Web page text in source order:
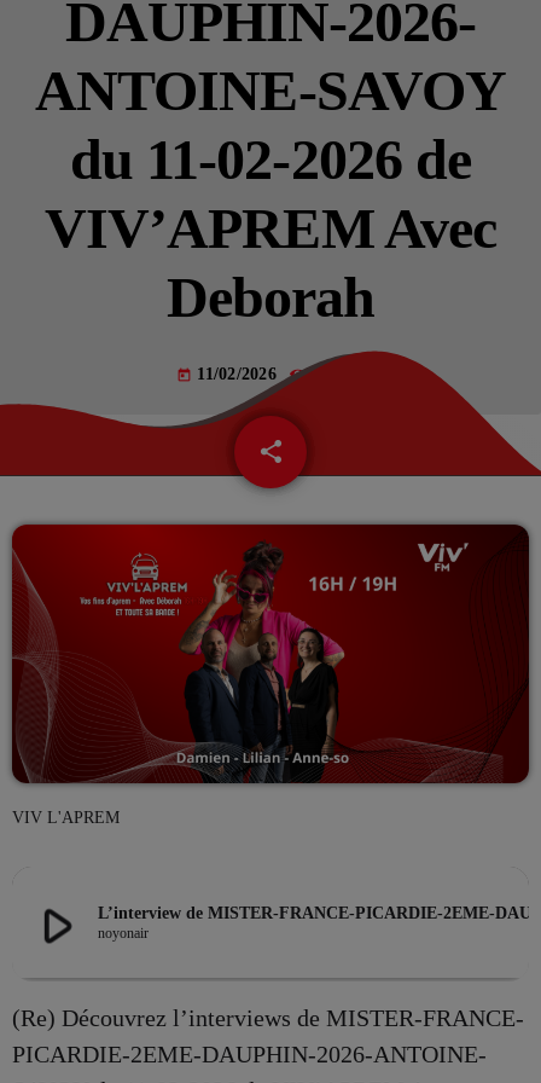
CATÉGORIES
Actualités – Beautor (02)
Actualités – Chauny (02)
Actualités – Noyon (60)
Actualités – Tergnier (02)
Les actualités du cœur de la Picardie
EMISSION EN COURS
12:00 - 18:00 more_vert
Music non-stop
PROCHAINES ÉMISSIONS
DAUPHIN-2026-
ANTOINE-SAVOY
du 11-02-2026 de
VIV’APREM Avec
Deborah
today 11/02/2026 44
share
email
VIV L'APREM
play_arrow noyonair
(Re) Découvrez l’interviews de MISTER-FRANCE-
PICARDIE-2EME-DAUPHIN-2026-ANTOINE-